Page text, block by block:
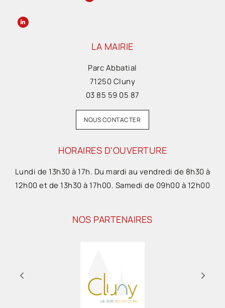
LA MAIRIE
Parc Abbatial
71250 Cluny
03 85 59 05 87
NOUS CONTACTER
HORAIRES D'OUVERTURE
Lundi de 13h30 à 17h. Du mardi au vendredi de 8h30 à
12h00 et de 13h30 à 17h00. Samedi de 09h00 à 12h00
NOS PARTENAIRES